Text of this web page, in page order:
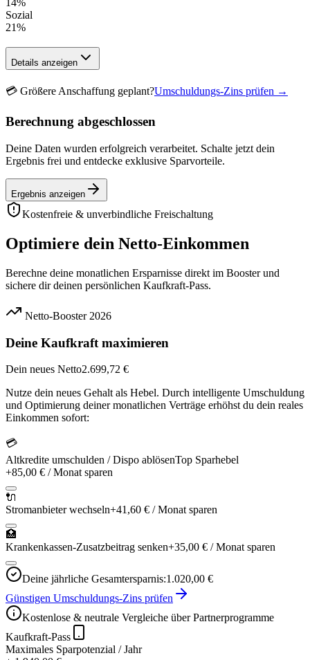
14%
Sozial
21%
Details anzeigen
💳 Größere Anschaffung geplant?Umschuldungs-Zins prüfen →
Berechnung abgeschlossen
Deine Daten wurden erfolgreich verarbeitet. Schalte jetzt dein
Ergebnis frei und entdecke exklusive Sparvorteile.
Ergebnis anzeigen
Kostenfreie & unverbindliche Freischaltung
Optimiere dein Netto-Einkommen
Berechne deine monatlichen Ersparnisse direkt im Booster und
sichere dir deinen persönlichen Kaufkraft-Pass.
Netto-Booster 2026
Deine Kaufkraft maximieren
Dein neues Netto2.699,72 €
Nutze dein neues Gehalt als Hebel. Durch intelligente Umschuldung
und Optimierung deiner monatlichen Verträge erhöhst du dein reales
Einkommen sofort:
💳
Altkredite umschulden / Dispo ablösenTop Sparhebel
+85,00 € / Monat sparen
🔌
Stromanbieter wechseln+41,60 € / Monat sparen
🏥
Krankenkassen-Zusatzbeitrag senken+35,00 € / Monat sparen
Deine jährliche Gesamtersparnis:1.020,00 €
Günstigen Umschuldungs-Zins prüfen
Kostenlose & neutrale Vergleiche über Partnerprogramme
Kaufkraft-Pass
Maximales Sparpotenzial / Jahr